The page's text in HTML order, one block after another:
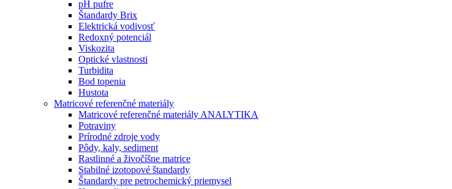
pH pufre
Štandardy Brix
Elektrická vodivosť
Redoxný potenciál
Viskozita
Optické vlastnosti
Turbidita
Bod topenia
Hustota
Matricové referenčné materiály
Matricové referenčné materiály ANALYTIKA
Potraviny
Prírodné zdroje vody
Pôdy, kaly, sediment
Rastlinné a živočíšne matrice
Stabilné izotopové štandardy
Štandardy pre petrochemický priemysel